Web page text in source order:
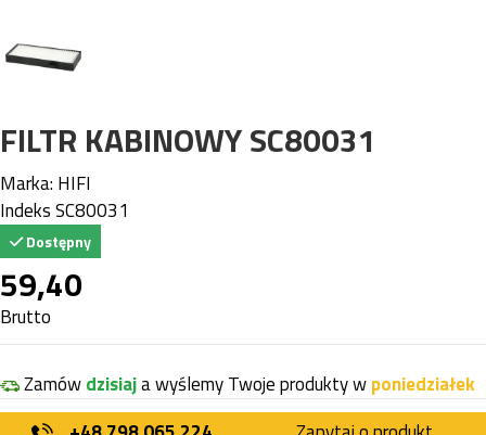
FILTR KABINOWY SC80031
Marka: HIFI
IndeksSC80031
Dostępny
59,40
Brutto
Zamówdzisiaja wyślemy Twoje produkty wponiedziałek